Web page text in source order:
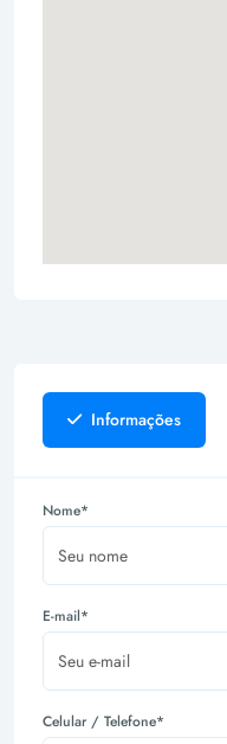
Informações
Nome*
E-mail*
Celular / Telefone*